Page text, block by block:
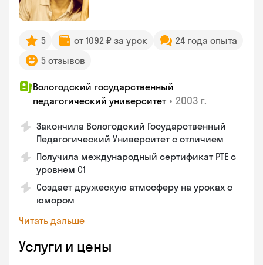
5 от 1092 ₽ за урок
24 года опыта
5 отзывов
Вологодский государственный
педагогический университет • 2003 г.
Закончила Вологодский Государственный
Педагогический Университет с отличием
Получила международный сертификат PTE с
уровнем C1
Создает дружескую атмосферу на уроках с
юмором
Читать дальше
Услуги и цены